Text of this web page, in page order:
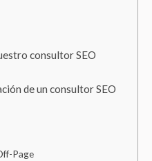
consultor SEO
de un consultor SEO
Page